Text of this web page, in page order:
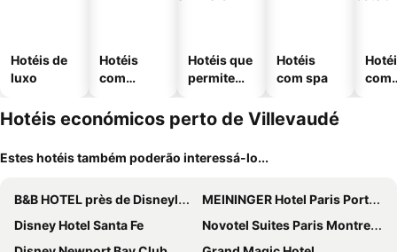
Hotéis de
luxo
Hotéis
com
Hotéis que
permitem
Hotéis
com spa
com
Hotéis económicos perto de Villevaudé
Estes hotéis também poderão interessá-lo...
B&B HOTEL près de Disneyland® Paris
MEININGER Hotel Paris Porte De Vincennes
Disney Hotel Santa Fe
Novotel Suites Paris Montreuil Vincennes